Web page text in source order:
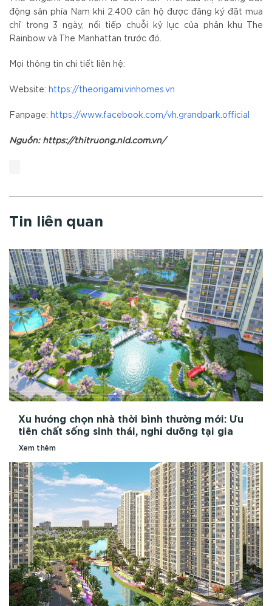
động sản phía Nam khi 2.400 căn hộ được đăng ký đặt mua
chỉ trong 3 ngày, nối tiếp chuỗi kỷ lục của phân khu The
Rainbow và The Manhattan trước đó.
Mọi thông tin chi tiết liên hệ:
Website: https://theorigami.vinhomes.vn
Fanpage: https://www.facebook.com/vh.grandpark.official
Nguồn: https://thitruong.nld.com.vn/
Tin liên quan
Xu hướng chọn nhà thời bình thường mới: Ưu
tiên chất sống sinh thái, nghỉ dưỡng tại gia
Xem thêm